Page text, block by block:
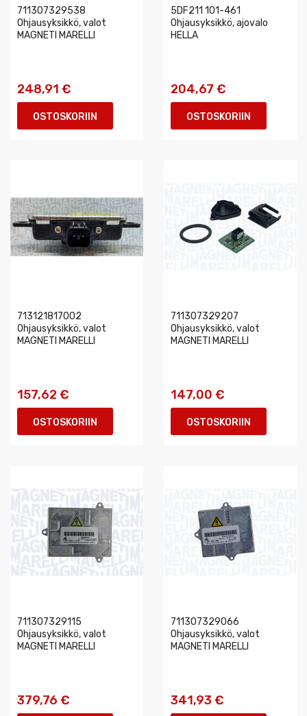
711307329538
Ohjausyksikkö, valot
MAGNETI MARELLI
248,91 €
OSTOSKORIIN
5DF211 101-461
Ohjausyksikkö, ajovalo
HELLA
204,67 €
OSTOSKORIIN
713121817002
Ohjausyksikkö, valot
MAGNETI MARELLI
157,62 €
OSTOSKORIIN
711307329207
Ohjausyksikkö, valot
MAGNETI MARELLI
147,00 €
OSTOSKORIIN
711307329115
Ohjausyksikkö, valot
MAGNETI MARELLI
379,76 €
711307329066
Ohjausyksikkö, valot
MAGNETI MARELLI
341,93 €